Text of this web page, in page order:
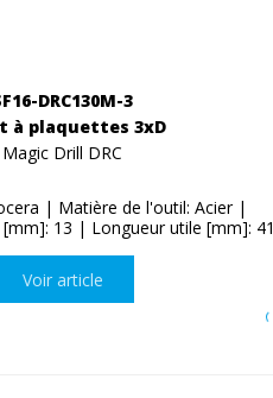
DRC130M-3
à plaquettes 3xD
Magic Drill DRC
| Matière de l'outil: Acier |
13 | Longueur utile [mm]: 41
Voir article